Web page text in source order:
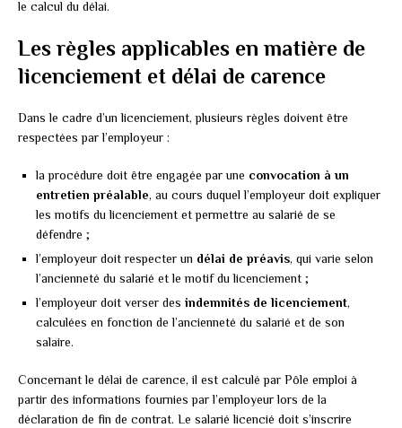
le calcul du délai.
Les règles applicables en matière de
licenciement et délai de carence
Dans le cadre d’un licenciement, plusieurs règles doivent être
respectées par l’employeur :
la procédure doit être engagée par une convocation à un
entretien préalable, au cours duquel l’employeur doit expliquer
les motifs du licenciement et permettre au salarié de se
défendre ;
l’employeur doit respecter un délai de préavis, qui varie selon
l’ancienneté du salarié et le motif du licenciement ;
l’employeur doit verser des indemnités de licenciement,
calculées en fonction de l’ancienneté du salarié et de son
salaire.
Concernant le délai de carence, il est calculé par Pôle emploi à
partir des informations fournies par l’employeur lors de la
déclaration de fin de contrat. Le salarié licencié doit s’inscrire